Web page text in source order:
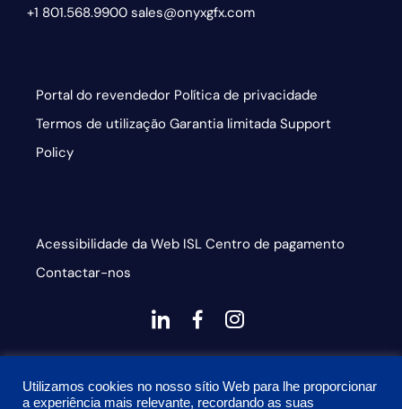
+1 801.568.9900 sales@onyxgfx.com
Portal do revendedor Política de privacidade
Termos de utilização Garantia limitada Support
Policy
Acessibilidade da Web ISL Centro de pagamento
Contactar-nos
dashicons-
linkedin
dashicons-
facebook-
alt
instagram
Privacy Policy and Terms of Service apply
Utilizamos cookies no nosso sítio Web para lhe proporcionar
a experiência mais relevante, recordando as suas